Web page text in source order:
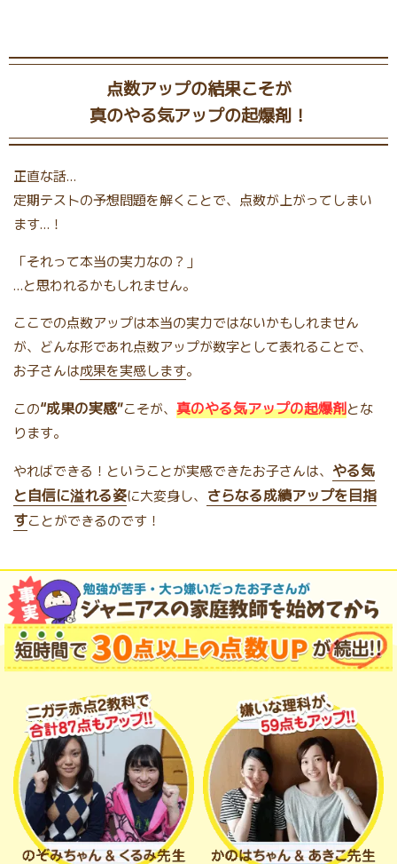
点数アップの結果こそが
真のやる気アップの起爆剤！
正直な話…
定期テストの予想問題を解くことで、点数が上がってしまい
ます…！
「それって本当の実力なの？」
…と思われるかもしれません。
ここでの点数アップは本当の実力ではないかもしれません
が、どんな形であれ点数アップが数字として表れることで、
お子さんは成果を実感します。
この“成果の実感”こそが、 真のやる気アップの起爆剤とな
ります。
やればできる！ということが実感できたお子さんは、 やる気
と自信に溢れる姿に大変身し、 さらなる成績アップを目指
すことができるのです！